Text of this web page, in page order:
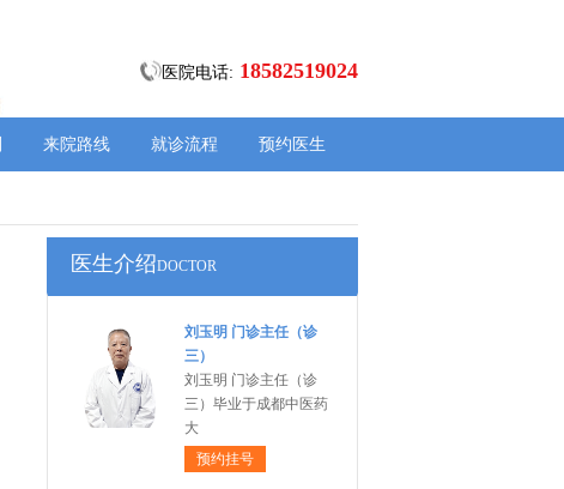
医院电话: 18582519024
来院路线 就诊流程 预约医生
医生介绍DOCTOR
刘玉明 门诊主任（诊
三）
刘玉明 门诊主任（诊
三）毕业于成都中医药
大
预约挂号